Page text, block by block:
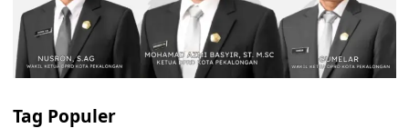
Tag Populer